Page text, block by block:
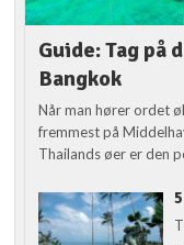
Guide: Tag
Bangkok
Når man hører ordet
fremmest på
Thailands øer er den